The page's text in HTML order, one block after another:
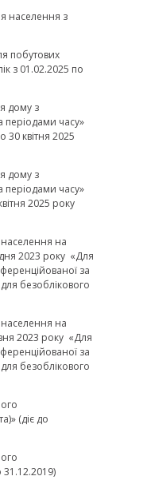
населення з
побутових
з 01.02.2025 по
дому з
часу»
30 квітня 2025
дому з
часу»
2025 року
на
2023 року «Для
за
безоблікового
на
2023 року «Для
за
безоблікового
(діє до
31.12.2019)